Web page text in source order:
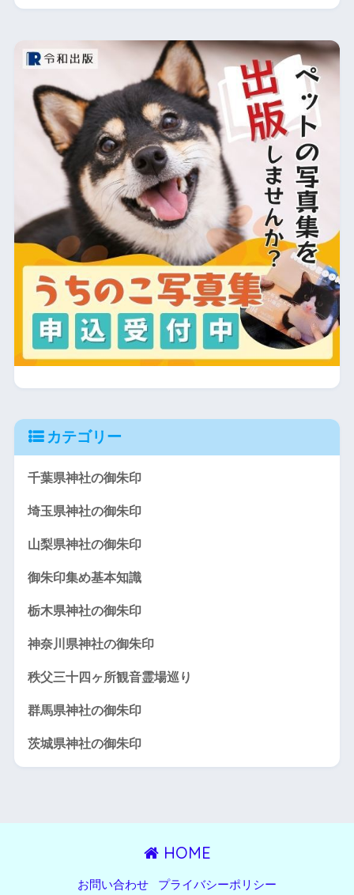
カテゴリー
千葉県神社の御朱印
埼玉県神社の御朱印
山梨県神社の御朱印
御朱印集め基本知識
栃木県神社の御朱印
神奈川県神社の御朱印
秩父三十四ヶ所観音霊場巡り
群馬県神社の御朱印
茨城県神社の御朱印
HOME
お問い合わせ プライバシーポリシー